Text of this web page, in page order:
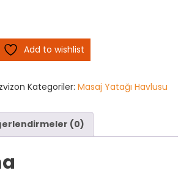
Add to wishlist
Kategoriler:Masaj Yatağı Havlusu
(0)